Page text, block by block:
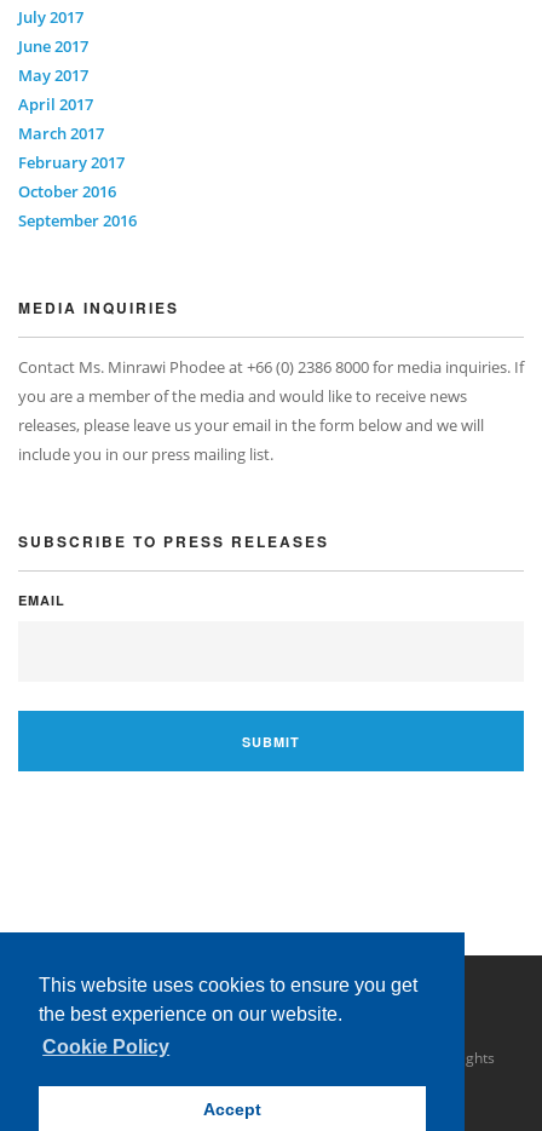
This website uses cookies to ensure you get
the best experience on our website.
Cookie Policy
Accept
July 2017
June 2017
May 2017
April 2017
March 2017
February 2017
October 2016
September 2016
MEDIA INQUIRIES
Contact Ms. Minrawi Phodee at +66 (0) 2386 8000 for media inquiries. If
you are a member of the media and would like to receive news
releases, please leave us your email in the form below and we will
include you in our press mailing list.
SUBSCRIBE TO PRESS RELEASES
EMAIL
Copyright © 2016 Sahathai Terminal Public Company Limited. All rights
reserved.